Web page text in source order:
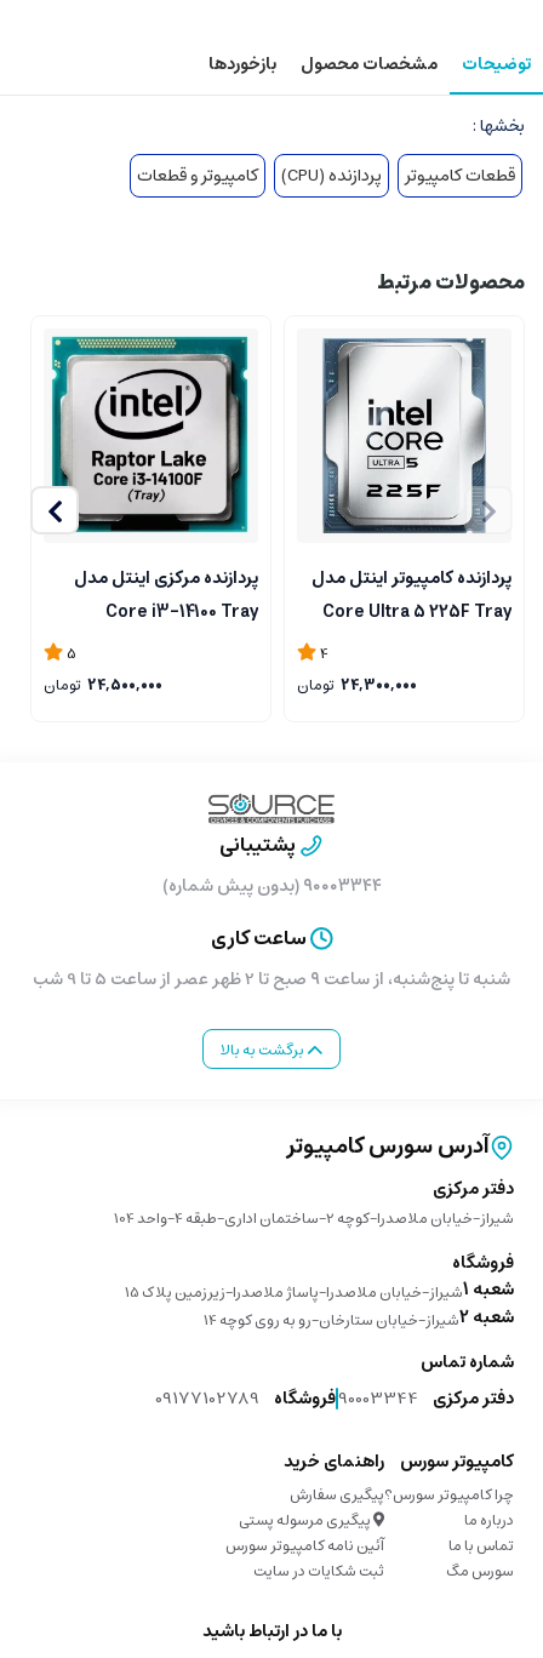
توضیحات مشخصات محصول بازخوردها
بخشها :
قطعات کامپیوتر
پردازنده (CPU) کامپیوتر و قطعات
محصولات مرتبط
پردازنده کامپیوتر اینتل مدل
Core Ultra 5 225F Tray
4
24,300,000 تومان
پردازنده مرکزی اینتل مدل
Core i3-14100 Tray
5
24,500,000 تومان
پشتیبانی
۹۰۰۰۳۳۴۴ (بدون پیش شماره)
ساعت کاری
شنبه تا پنج‌شنبه، از ساعت ۹ صبح تا 2 ظهر عصر از ساعت 5 تا 9 شب
برگشت به بالا
آدرس سورس کامپیوتر
دفتر مرکزی
شیراز-خیابان ملاصدرا-کوچه 2-ساختمان اداری-طبقه 4-واحد 104
فروشگاه
شعبه 1 شیراز-خیابان ملاصدرا-پاساژ ملاصدرا-زیرزمین پلاک 15
شعبه 2 شیراز-خیابان ستارخان-رو به روی کوچه 14
شماره تماس
دفتر مرکزی 90003344فروشگاه 09177102789
کامپیوتر سورس
چرا کامپیوتر سورس؟
درباره ما
تماس با ما
سورس مگ
راهنمای خرید
پیگیری سفارش
پیگیری مرسوله پستی
آئین نامه کامپیوتر سورس
ثبت شکایات در سایت
با ما در ارتباط باشید